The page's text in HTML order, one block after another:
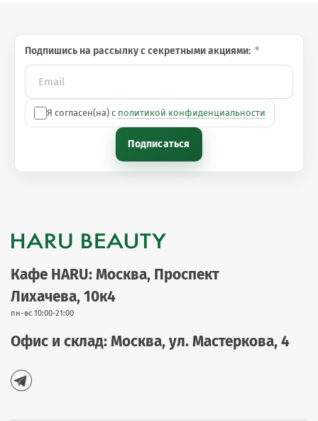
Подпишись на рассылку с секретными акциями:
Я согласен(на) с политикой конфиденциальности
Подписаться
Кафе HARU: Москва, Проспект
Лихачева, 10к4
пн-вс 10:00-21:00
Офис и склад: Москва, ул. Мастеркова, 4